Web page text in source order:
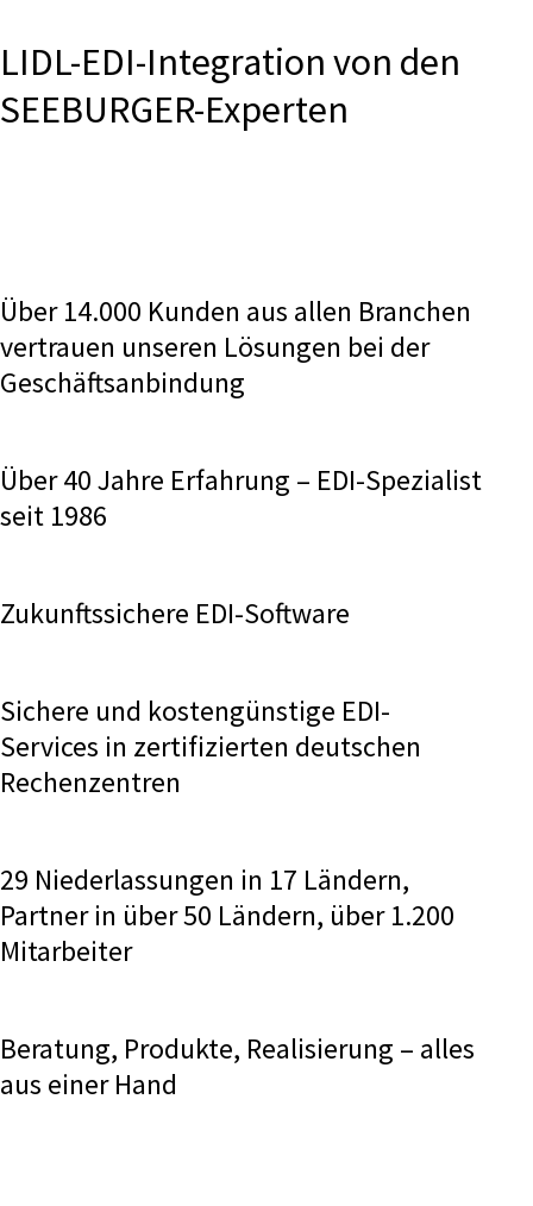
LIDL-EDI-Integration von den
SEEBURGER-Experten
Über 14.000 Kunden aus allen Branchen
vertrauen unseren Lösungen bei der
Geschäftsanbindung
Über 40 Jahre Erfahrung – EDI-Spezialist
seit 1986
Zukunftssichere EDI-Software
Sichere und kostengünstige EDI-
Services in zertifizierten deutschen
Rechenzentren
29 Niederlassungen in 17 Ländern,
Partner in über 50 Ländern, über 1.200
Mitarbeiter
Beratung, Produkte, Realisierung – alles
aus einer Hand